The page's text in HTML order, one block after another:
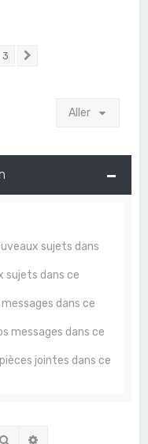
3
Aller
sujets dans
sujets dans ce
dans ce
messages dans ce
jointes dans ce
Rechercher